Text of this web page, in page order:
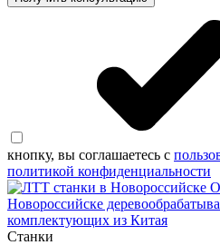
кнопку, вы соглашаетесь с
политикой конфиденциальности
Новороссийске
комплектующих из Китая
Станки